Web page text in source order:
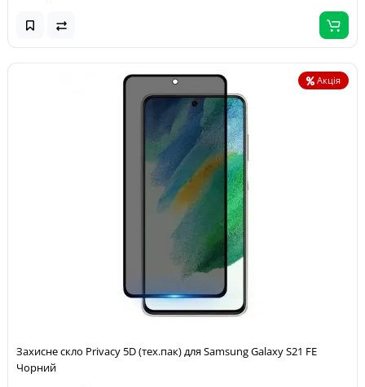
Акція
Захисне скло Privacy 5D (тех.пак) для Samsung Galaxy S21 FE
Чорний